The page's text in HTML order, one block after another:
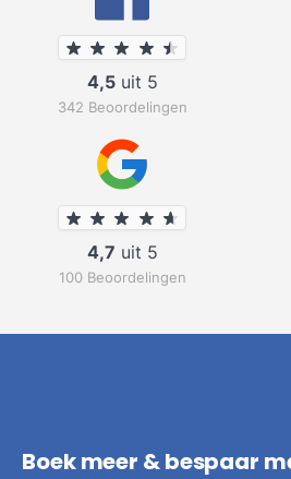
4,5uit 5
342 Beoordelingen
4,7 uit 5
100 Beoordelingen
Boek meer & bespaar